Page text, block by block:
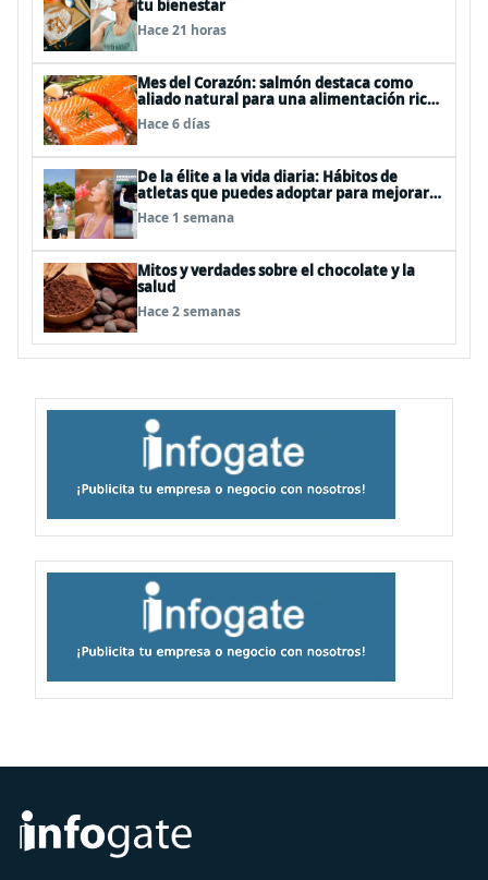
tu bienestar
Hace 21 horas
Mes del Corazón: salmón destaca como
aliado natural para una alimentación rica
en Omega-3
Hace 6 días
De la élite a la vida diaria: Hábitos de
atletas que puedes adoptar para mejorar
tu rendimiento físico
Hace 1 semana
Mitos y verdades sobre el chocolate y la
salud
Hace 2 semanas